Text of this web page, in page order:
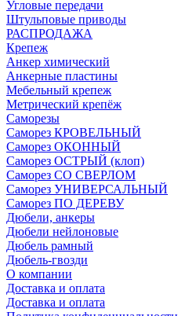
Угловые передачи
Штульповые приводы
РАСПРОДАЖА
Крепеж
Анкер химический
Анкерные пластины
Мебельный крепеж
Метрический крепёж
Саморезы
Саморез КРОВЕЛЬНЫЙ
Саморез ОКОННЫЙ
Саморез ОСТРЫЙ (клоп)
Саморез СО СВЕРЛОМ
Саморез УНИВЕРСАЛЬНЫЙ
Саморез ПО ДЕРЕВУ
Дюбели, анкеры
Дюбели нейлоновые
Дюбель рамный
Дюбель-гвозди
О компании
Доставка и оплата
Доставка и оплата